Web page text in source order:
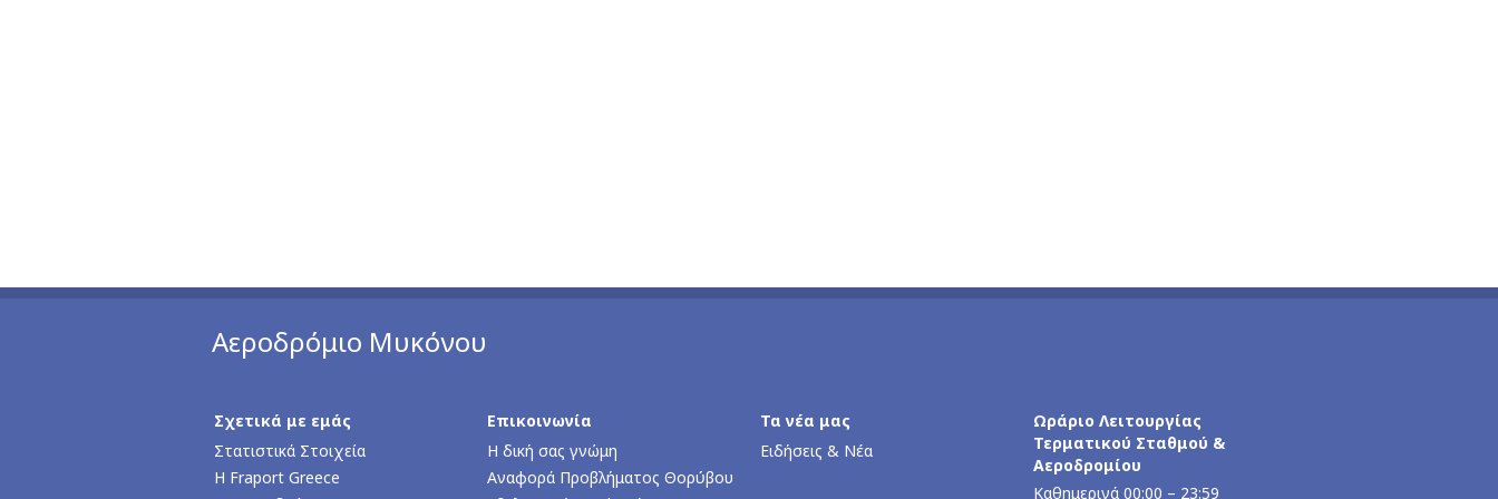
Αεροδρόμιο Μυκόνου
Σχετικά με εμάς
Στατιστικά Στοιχεία
Η Fraport Greece
Επικοινωνία
Η δική σας γνώμη
Αναφορά Προβλήματος Θορύβου
Τα νέα μας
Ειδήσεις & Νέα
Ωράριο Λειτουργίας
Τερματικού Σταθμού &
Αεροδρομίου
Καθημερινά 00:00 – 23:59